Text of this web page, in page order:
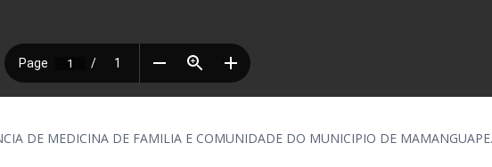
DE MEDICINA DE FAMILIA E COMUNIDADE DO MUNICIPIO DE MAMANGUAPE.